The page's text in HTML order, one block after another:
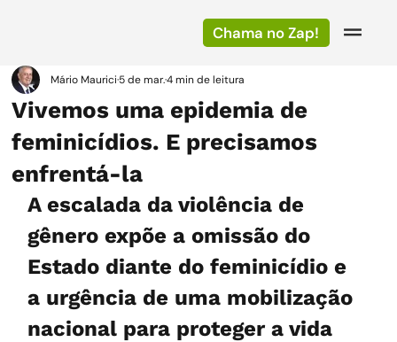
Chama no Zap!
Vivemos uma epidemia de
feminicídios. E precisamos
enfrentá-la
Mário Maurici5 de mar.4 min de leitura
A escalada da violência de
gênero expõe a omissão do
Estado diante do feminicídio e
a urgência de uma mobilização
nacional para proteger a vida